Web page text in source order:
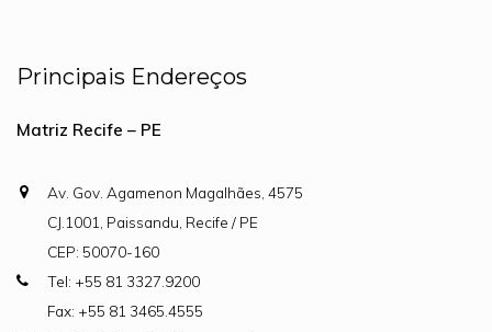
Principais Endereços
Matriz Recife – PE
Av. Gov. Agamenon Magalhães, 4575
CJ.1001, Paissandu, Recife / PE
CEP: 50070-160
Tel: +55 81 3327.9200
Fax: +55 81 3465.4555